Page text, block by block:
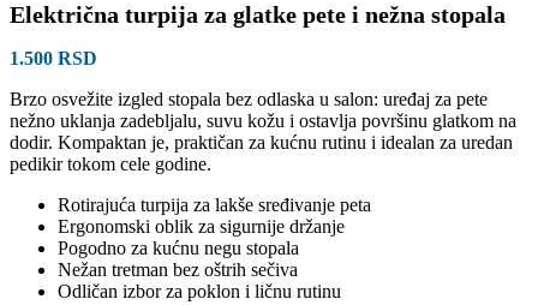
Električna turpija za glatke pete i nežna stopala
1.500 RSD
Brzo osvežite izgled stopala bez odlaska u salon: uređaj za pete
nežno uklanja zadebljalu, suvu kožu i ostavlja površinu glatkom na
dodir. Kompaktan je, praktičan za kućnu rutinu i idealan za uredan
pedikir tokom cele godine.
Rotirajuća turpija za lakše sređivanje peta
Ergonomski oblik za sigurnije držanje
Pogodno za kućnu negu stopala
Nežan tretman bez oštrih sečiva
Odličan izbor za poklon i ličnu rutinu